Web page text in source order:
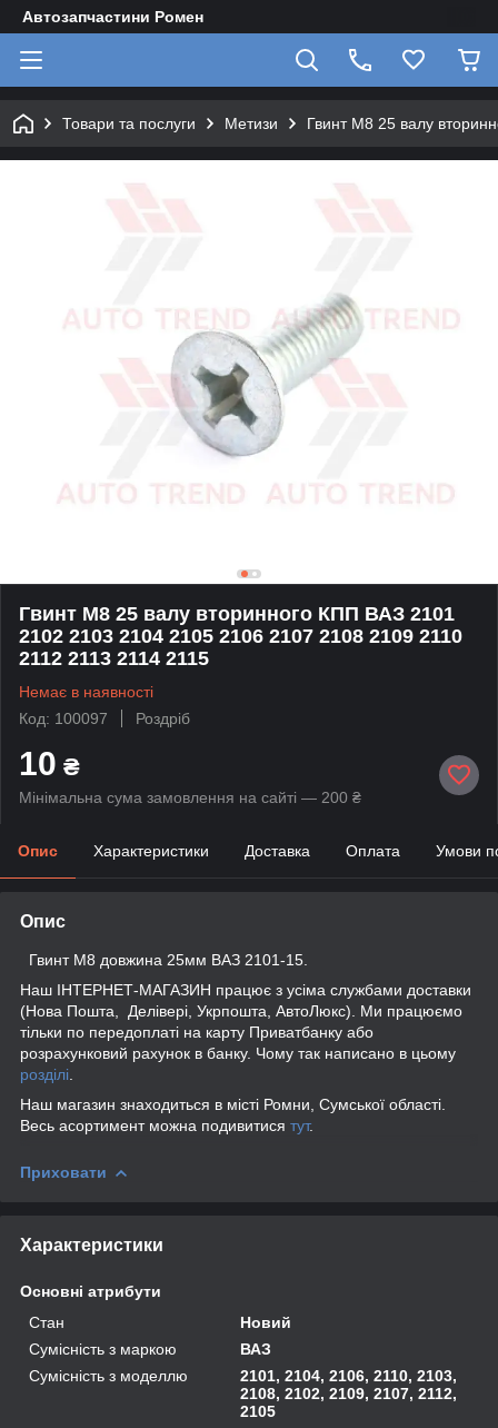
Автозапчастини Ромен
Товари та послуги Метизи Гвинт М8 25 валу
Гвинт М8 25 валу вторинного КПП ВАЗ 2101
2102 2103 2104 2105 2106 2107 2108 2109 2110
2112 2113 2114 2115
Немає в наявності
Код: 100097
Роздріб
10 ₴
Мінімальна сума замовлення на сайті — 200 ₴
Опис Характеристики Доставка Оплата Умови
Опис
Гвинт М8 довжина 25мм ВАЗ 2101-15.
Наш ІНТЕРНЕТ-МАГАЗИН працює з усіма службами доставки
(Нова Пошта, Делівері, Укрпошта, АвтоЛюкс). Ми працюємо
тільки по передоплаті на карту Приватбанку або
розрахунковий рахунок в банку. Чому так написано в цьому
розділі
Наш магазин знаходиться в місті Ромни, Сумської області.
Весь асортимент можна подивитися тут.
Приховати
Характеристики
Основні атрибути
Стан
Новий
Сумісність з маркою
ВАЗ
Сумісність з моделлю
2101, 2104, 2106, 2110, 2103,
2108, 2102, 2109, 2107, 2112,
2105